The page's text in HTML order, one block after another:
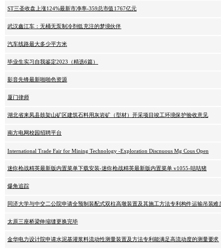
ST三圣收盘上涨124%最新市净率-359总市值1767亿元
武汉鑫江车：无桶无泵制冷剂低充注的梦境伙伴
汽车线路最大多少平方米
毕业生实习自我鉴定2023（精选6篇）
影音先锋最新啪啪色资源
厦门律师
湖北省来凤县鼓架山矿区建筑石料用灰岩矿（型材）开采项目竣工环境保护验收意见
南方电网校园招聘平台
International Trade Fair for Mining Technology -Exploration Discnuous Mg Cous Open
迷你枪战精英最新版内置菜单下载安装-迷你枪战精英最新版内置菜单 v1055-咕咕猪
爆角追踪
同济大学与中交二公院申请全预制装配式双柱高墩装置及其施工方法专利构件运输吊装难
太原三座桥梁伸缩缝更换完毕
金华电力设计院申请水泥基灌浆料流动性测量装置及方法专利能满足高流动度的测量要求